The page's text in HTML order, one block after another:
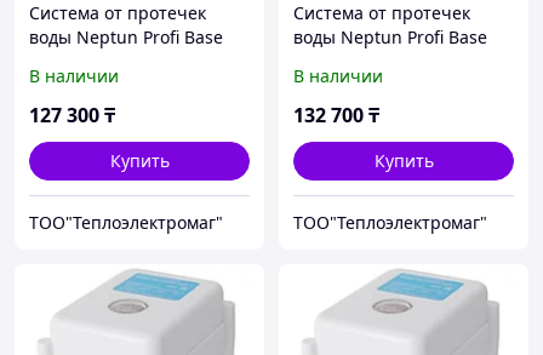
Система от протечек
воды Neptun Profi Base
В наличии
127 300₸
Купить
ТОО"Теплоэлектромаг"
Система от протечек
воды Neptun Profi Base
В наличии
132 700₸
Купить
ТОО"Теплоэлектромаг"